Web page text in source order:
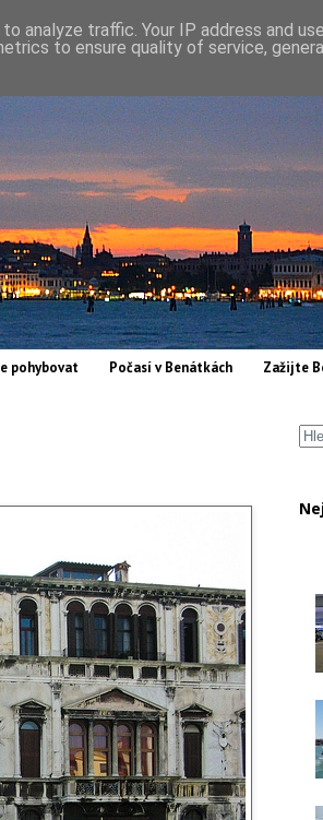
pohybovat Počasí v Benátkách Zažijte
analyze traffic. Your IP address and
to ensure quality of service,